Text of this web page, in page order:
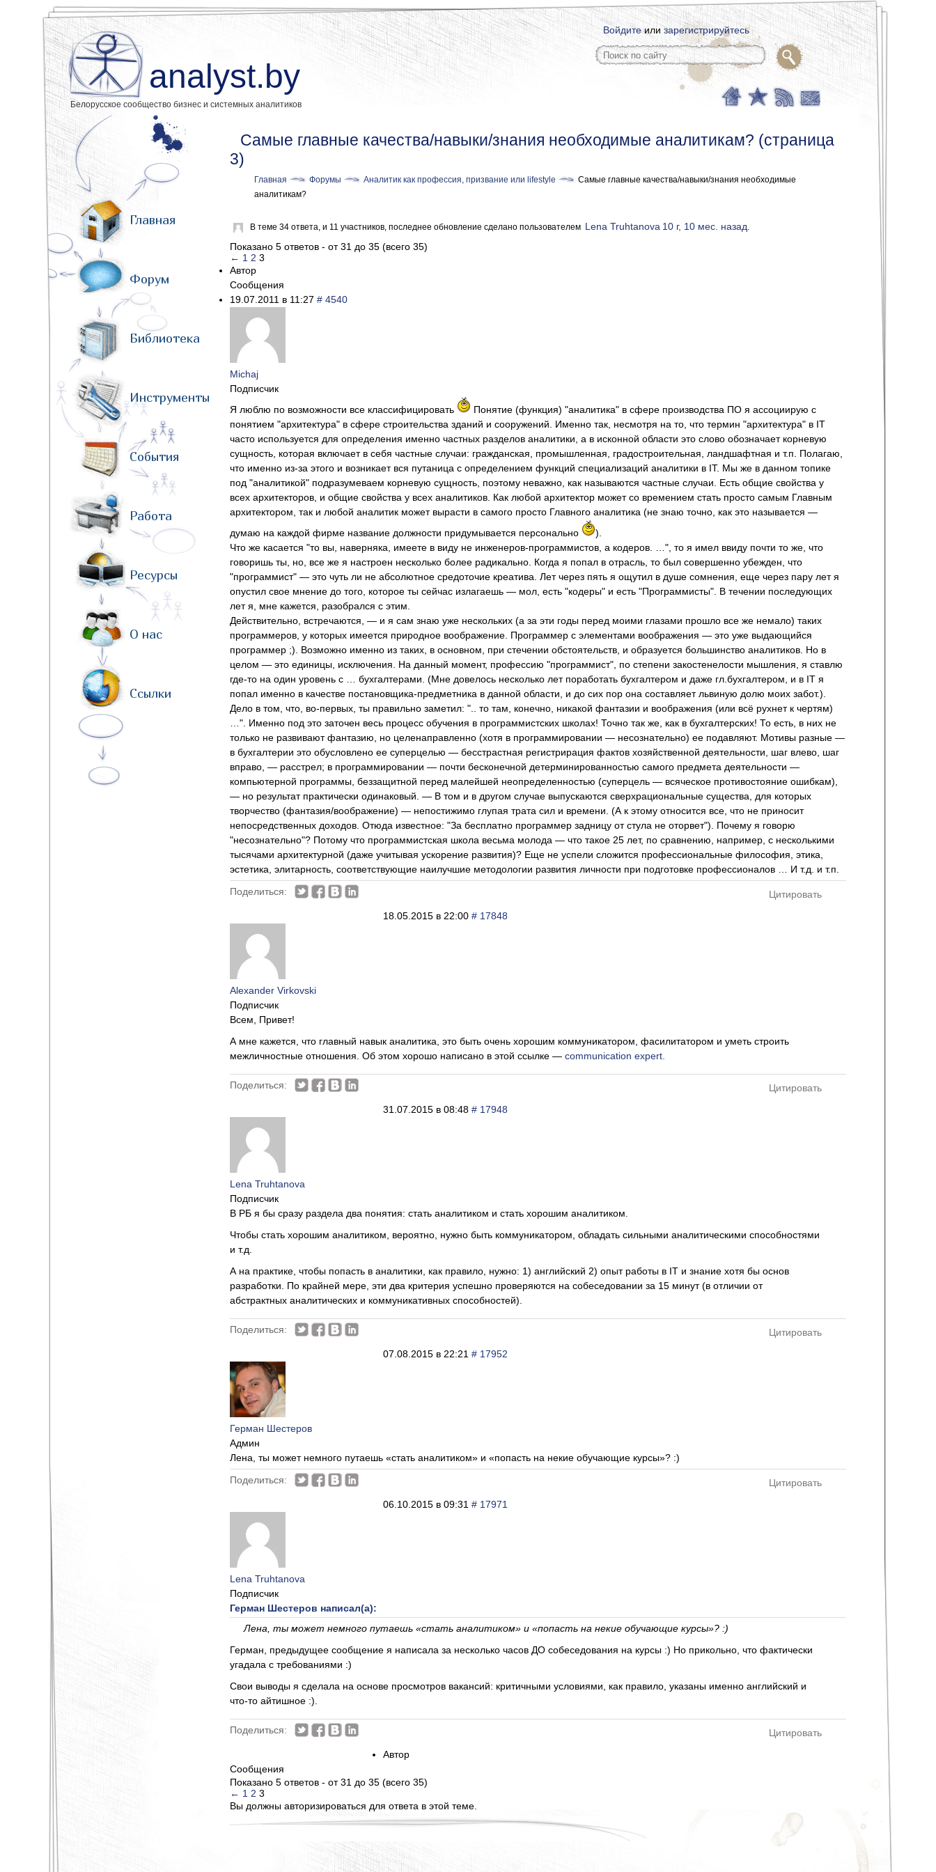
analyst.by
Белорусское сообщество бизнес и системных аналитиков
Войдитеилизарегистрируйтесь
Главная
Форум
Библиотека
Инструменты
События
Работа
Ресурсы
О нас
Ссылки
Самые главные качества/навыки/знания необходимые аналитикам? (страница
3)
Главная Форумы Аналитик как профессия, призвание или lifestyle
Самые главные качества/навыки/знания необходимые
аналитикам?
В теме 34 ответа, и 11 участников, последнее обновление сделано пользователем Lena Truhtanova 10 г, 10 мес. назад.
Показано 5 ответов - от 31 до 35 (всего 35)
← 1 2 3
Автор
Сообщения
19.07.2011 в 11:27 # 4540
Michaj
Подписчик
Я люблю по возможности все классифицировать
Понятие (функция) "аналитика" в сфере производства ПО я ассоциирую с
понятием "архитектура" в сфере строительства зданий и сооружений. Именно так, несмотря на то, что термин "архитектура" в IT
часто используется для определения именно частных разделов аналитики, а в исконной области это слово обозначает корневую
сущность, которая включает в себя частные случаи: гражданская, промышленная, градостроительная, ландшафтная и т.п. Полагаю,
что именно из-за этого и возникает вся путаница с определением функций специализаций аналитики в IT. Мы же в данном топике
под "аналитикой" подразумеваем корневую сущность, поэтому неважно, как называются частные случаи. Есть общие свойства у
всех архитекторов, и общие свойства у всех аналитиков. Как любой архитектор может со времением стать просто самым Главным
архитектором, так и любой аналитик может вырасти в самого просто Главного аналитика (не знаю точно, как это называется —
думаю на каждой фирме название должности придумывается персонально
).
Что же касается "то вы, наверняка, имеете в виду не инженеров-программистов, а кодеров. …", то я имел ввиду почти то же, что
говоришь ты, но, все же я настроен несколько более радикально. Когда я попал в отрасль, то был совершенно убежден, что
"программист" — это чуть ли не абсолютное средоточие креатива. Лет через пять я ощутил в душе сомнения, еще через пару лет я
опустил свое мнение до того, которое ты сейчас излагаешь — мол, есть "кодеры" и есть "Программисты". В течении последующих
лет я, мне кажется, разобрался с этим.
Действительно, встречаются, — и я сам знаю уже нескольких (а за эти годы перед моими глазами прошло все же немало) таких
программеров, у которых имеется природное воображение. Программер с элементами воображения — это уже выдающийся
программер ;). Возможно именно из таких, в основном, при стечении обстоятельств, и образуется большинство аналитиков. Но в
целом — это единицы, исключения. На данный момент, профессию "программист", по степени закостенелости мышления, я ставлю
где-то на один уровень с … бухгалтерами. (Мне довелось несколько лет поработать бухгалтером и даже гл.бухгалтером, и в IT я
попал именно в качестве постановщика-предметника в данной области, и до сих пор она составляет львиную долю моих забот.).
Дело в том, что, во-первых, ты правильно заметил: ".. то там, конечно, никакой фантазии и воображения (или всё рухнет к чертям)
…". Именно под это заточен весь процесс обучения в программистских школах! Точно так же, как в бухгалтерских! То есть, в них не
только не развивают фантазию, но целенаправленно (хотя в программировании — несознательно) ее подавляют. Мотивы разные —
в бухгалтерии это обусловлено ее суперцелью — бесстрастная регистрирация фактов хозяйственной деятельности, шаг влево, шаг
вправо, — расстрел; в программировании — почти бесконечной детерминированностью самого предмета деятельности —
компьютерной программы, беззащитной перед малейшей неопределенностью (суперцель — всяческое противостояние ошибкам),
— но результат практически одинаковый. — В том и в другом случае выпускаются сверхрациональные существа, для которых
творчество (фантазия/воображение) — непостижимо глупая трата сил и времени. (А к этому относится все, что не приносит
непосредственных доходов. Отюда известное: "За бесплатно программер задницу от стула не оторвет"). Почему я говорю
"несознательно"? Потому что программистская школа весьма молода — что такое 25 лет, по сравнению, например, с несколькими
тысячами архитектурной (даже учитывая ускорение развития)? Еще не успели сложится профессиональные философия, этика,
эстетика, элитарность, соответствующие наилучшие методологии развития личности при подготовке профессионалов … И т.д. и т.п.
Поделиться:
Цитировать
18.05.2015 в 22:00 # 17848
Alexander Virkovski
Подписчик
Всем, Привет!
А мне кажется, что главный навык аналитика, это быть очень хорошим коммуникатором, фасилитатором и уметь строить
межличностные отношения. Об этом хорошо написано в этой ссылке — communication expert.
Поделиться:
Цитировать
31.07.2015 в 08:48 # 17948
Lena Truhtanova
Подписчик
В РБ я бы сразу раздела два понятия: стать аналитиком и стать хорошим аналитиком.
Чтобы стать хорошим аналитиком, вероятно, нужно быть коммуникатором, обладать сильными аналитическими способностями
и т.д.
А на практике, чтобы попасть в аналитики, как правило, нужно: 1) английский 2) опыт работы в IT и знание хотя бы основ
разработки. По крайней мере, эти два критерия успешно проверяются на собеседовании за 15 минут (в отличии от
абстрактных аналитических и коммуникативных способностей).
Поделиться:
Цитировать
07.08.2015 в 22:21 # 17952
Герман Шестеров
Админ
Лена, ты может немного путаешь «стать аналитиком» и «попасть на некие обучающие курсы»? :)
Поделиться:
Цитировать
06.10.2015 в 09:31 # 17971
Lena Truhtanova
Подписчик
Герман Шестеров написал(а):
Лена, ты может немного путаешь «стать аналитиком» и «попасть на некие обучающие курсы»? :)
Герман, предыдущее сообщение я написала за несколько часов ДО собеседования на курсы :) Но прикольно, что фактически
угадала с требованиями :)
Свои выводы я сделала на основе просмотров вакансий: критичными условиями, как правило, указаны именно английский и
что-то айтишное :).
Поделиться:
Цитировать
Автор
Сообщения
Показано 5 ответов - от 31 до 35 (всего 35)
← 1 2 3
Вы должны авторизироваться для ответа в этой теме.